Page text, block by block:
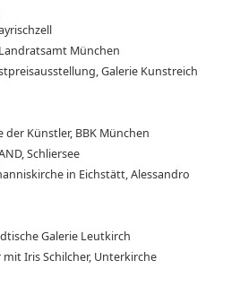
München
Galerie Kunstreich
der Künstler, BBK München
Schliersee
in Eichstätt, Alessandro
Galerie Leutkirch
Iris Schilcher, Unterkirche